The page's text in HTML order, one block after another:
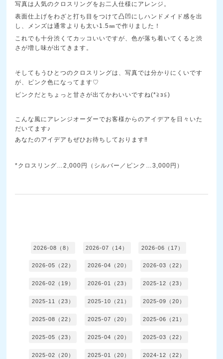
写真は人気のクロスリングをお二人仕様にアレンジ。
表面仕上げをわざと打ち目をつけて凸凹にしハンドメイド感を出
し、メンズは通常よりも太い1.5㎜で作りました！
これでも十分渋くてカッコいいですが、色が落ち着いてくると渋
さが増し味が出てきます。
そしてもうひとつのクロスリングは、写真では分かりにくいです
が、ピンク色になってます♡
ピンクだとちょっと甘さが出てかわいいですね(*≧з≦)
こんな風にアレンジオーダーでお客様からのアイデアを日々いた
だいてます♪
あなたのアイデアもぜひお待ちしております‼
*クロスリング…2,000円（シルバー／ピンク…3,000円）
2026-08（8） 2026-07（14） 2026-06（17）
2026-05（22） 2026-04（20） 2026-03（22）
2026-02（19） 2026-01（23） 2025-12（23）
2025-11（23） 2025-10（21） 2025-09（20）
2025-08（22） 2025-07（20） 2025-06（21）
2025-05（23） 2025-04（20） 2025-03（22）
2025-02（20） 2025-01（20） 2024-12（22）